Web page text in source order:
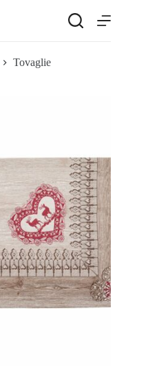
Tovaglie